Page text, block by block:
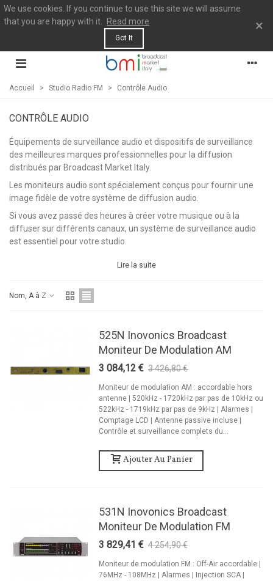
We use cookies. If you continue to use this site we will assume
that you are happy with it.
Read more
Got It
×
Accueil > Studio Radio FM > Contrôle Audio
CONTRÔLE AUDIO
Équipements de surveillance audio et dispositifs de surveillance
des meilleures marques professionnelles pour la diffusion
distribués par Broadcast Market Italy.
Les moniteurs audio sont spécialement conçus pour fournir une
image fidèle de votre système de diffusion audio.
Si vous avez passé des heures à créer votre musique ou à la
diffuser sur différents canaux, un système de surveillance audio
est essentiel pour votre studio.
Lire la suite
Nom, A à Z
525N Inovonics Broadcast
Moniteur De Modulation AM
3 084,12 € 3 426,80 €
Moniteur de modulation AM : accordable hors
antenne | 520kHz - 1720kHz par pas de 10kHz ou
522kHz - 1719kHz par pas de 9kHz | Alarmes |
Comptage LCD | Antenne passive incluse |
Contrôle et surveillance complets du...
Ajouter Au Panier
531N Inovonics Broadcast
Moniteur De Modulation FM
3 829,41 € 4 254,90 €
Moniteur de modulation FM : Off-Air accordable |
76MHz - 108MHz | Alarmes | Injection SCA |